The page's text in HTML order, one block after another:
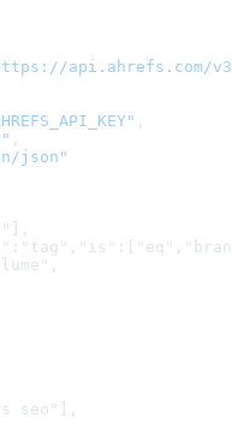
api.ahrefs.com/
,
,
json"
seo"],